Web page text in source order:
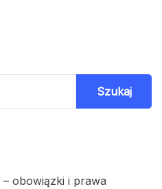
obowiązki i prawa